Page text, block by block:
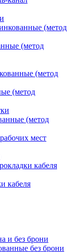
(метод
(метод
(метод
(метод
(метод
мест
кабеля
кабеля
и без брони
без брони